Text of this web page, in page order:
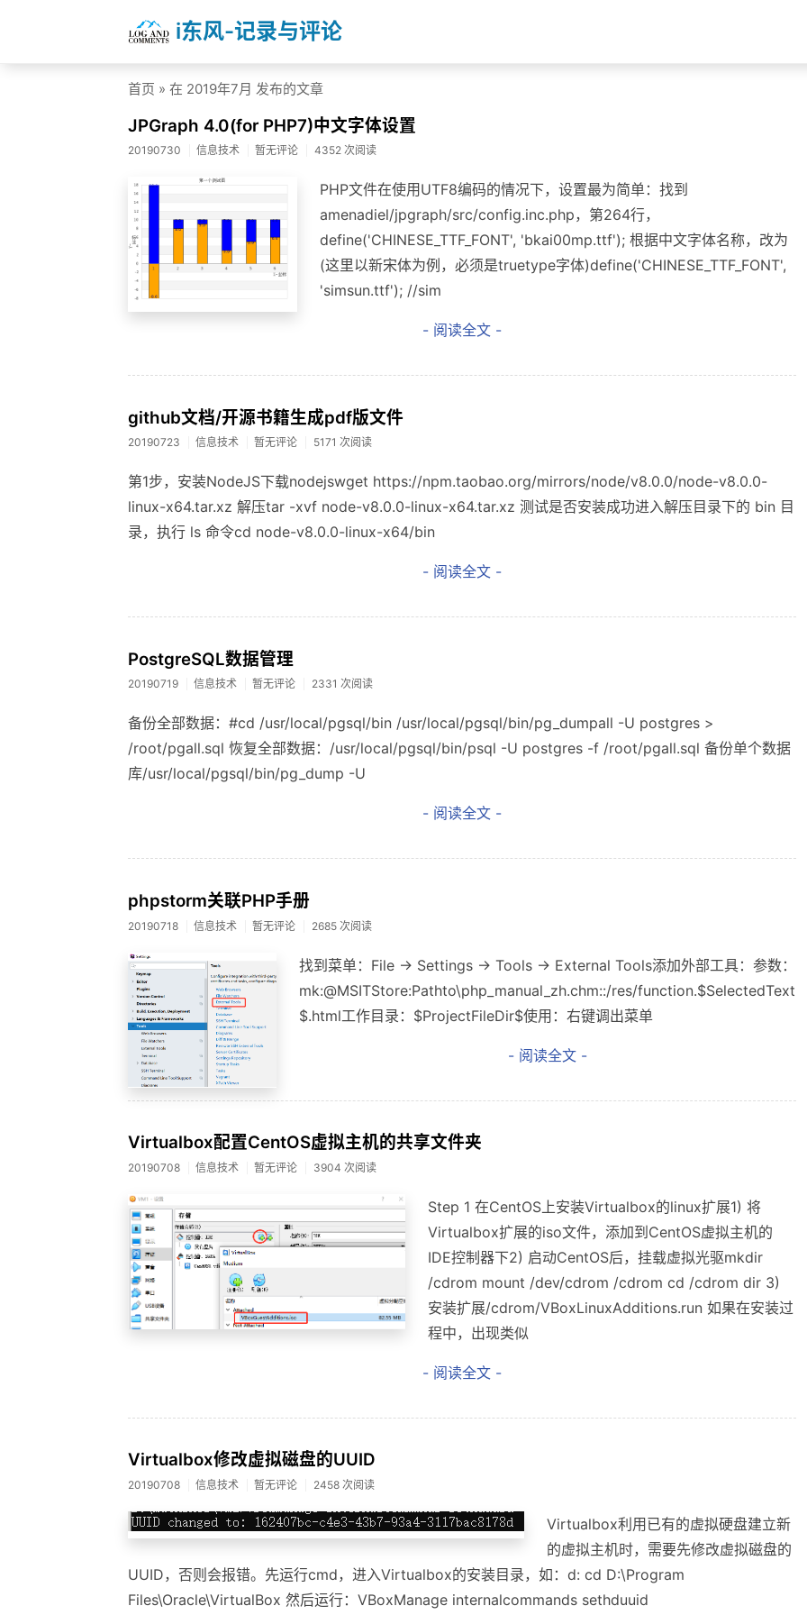
i东风-记录与评论
首页 » 在 2019年7月 发布的文章
JPGraph 4.0(for PHP7)中文字体设置
20190730 信息技术 暂无评论 4352 次阅读
PHP文件在使用UTF8编码的情况下，设置最为简单：找到
amenadiel/jpgraph/src/config.inc.php，第264行，
define('CHINESE_TTF_FONT', 'bkai00mp.ttf'); 根据中文字体名称，改为
(这里以新宋体为例，必须是truetype字体)define('CHINESE_TTF_FONT',
'simsun.ttf'); //sim
- 阅读全文 -
github文档/开源书籍生成pdf版文件
20190723 信息技术 暂无评论 5171 次阅读
第1步，安装NodeJS下载nodejswget https://npm.taobao.org/mirrors/node/v8.0.0/node-v8.0.0-
linux-x64.tar.xz 解压tar -xvf node-v8.0.0-linux-x64.tar.xz 测试是否安装成功进入解压目录下的 bin 目
录，执行 ls 命令cd node-v8.0.0-linux-x64/bin
- 阅读全文 -
PostgreSQL数据管理
20190719 信息技术 暂无评论 2331 次阅读
备份全部数据：#cd /usr/local/pgsql/bin /usr/local/pgsql/bin/pg_dumpall -U postgres >
/root/pgall.sql 恢复全部数据：/usr/local/pgsql/bin/psql -U postgres -f /root/pgall.sql 备份单个数据
库/usr/local/pgsql/bin/pg_dump -U
- 阅读全文 -
phpstorm关联PHP手册
20190718 信息技术 暂无评论 2685 次阅读
找到菜单：File -> Settings -> Tools -> External Tools添加外部工具：参数：
mk:@MSITStore:Pathto\php_manual_zh.chm::/res/function.$SelectedText
$.html工作目录：$ProjectFileDir$使用：右键调出菜单
- 阅读全文 -
Virtualbox配置CentOS虚拟主机的共享文件夹
20190708 信息技术 暂无评论 3904 次阅读
Step 1 在CentOS上安装Virtualbox的linux扩展1) 将
Virtualbox扩展的iso文件，添加到CentOS虚拟主机的
IDE控制器下2) 启动CentOS后，挂载虚拟光驱mkdir
/cdrom mount /dev/cdrom /cdrom cd /cdrom dir 3)
安装扩展/cdrom/VBoxLinuxAdditions.run 如果在安装过
程中，出现类似
- 阅读全文 -
Virtualbox修改虚拟磁盘的UUID
20190708 信息技术 暂无评论 2458 次阅读
Virtualbox利用已有的虚拟硬盘建立新
的虚拟主机时，需要先修改虚拟磁盘的
UUID，否则会报错。先运行cmd，进入Virtualbox的安装目录，如：d: cd D:\Program
Files\Oracle\VirtualBox 然后运行：VBoxManage internalcommands sethduuid